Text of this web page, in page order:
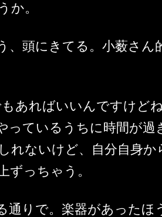
か。
、頭にきてる。小薮さん
あればいいんですけど
っているうちに時間が
れないけど、自分自身
ずっちゃう。
通りで。楽器があった